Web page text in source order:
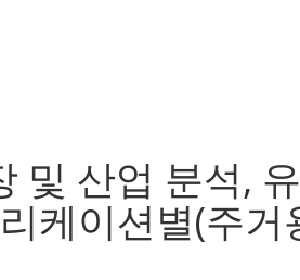
및 산업 분석,
케이션별(주